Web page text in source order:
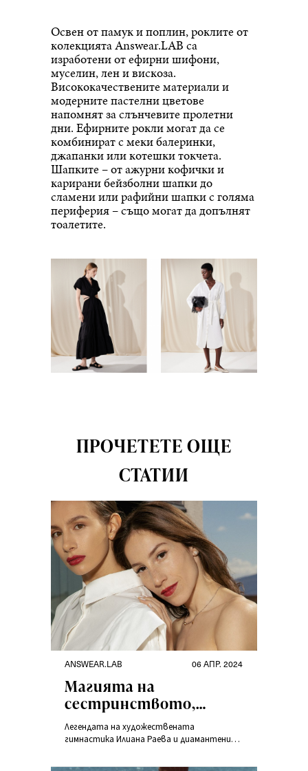
Освен от памук и поплин, роклите от
колекцията Answear.LAB са
изработени от ефирни шифони,
муселин, лен и вискоза.
Висококачествените материали и
модерните пастелни цветове
напомнят за слънчевите пролетни
дни. Ефирните рокли могат да се
комбинират с меки балеринки,
джапанки или котешки токчета.
Шапките – от ажурни кофички и
карирани бейзболни шапки до
сламени или рафийни шапки с голяма
периферия – също могат да допълнят
тоалетите.
ПРОЧЕТЕТЕ ОЩЕ
СТАТИИ
ANSWEAR.LAB 06 АПР. 2024
Магията на
сестринството,
която превръща
златото в диаманти
Легендата на художествената
гимнастика Илиана Раева и диамантените
Радуканова са лица на новата колекция